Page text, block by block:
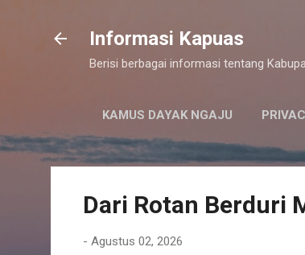
Informasi Kapuas
Berisi berbagai informasi tentang
KAMUS DAYAK NGAJU
Dari Rotan Berduri
- Agustus 02, 2026